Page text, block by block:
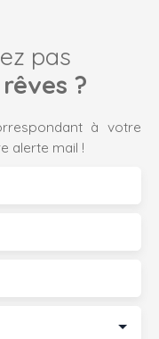
pas
?
à votre
alerte mail !